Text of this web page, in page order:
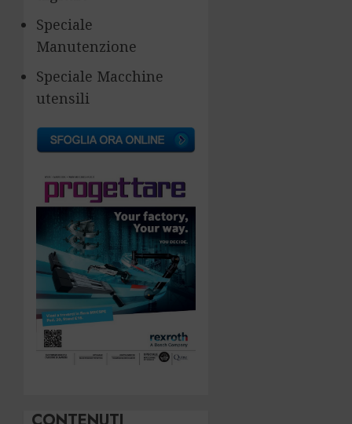
Speciale
Manutenzione
Speciale Macchine
utensili